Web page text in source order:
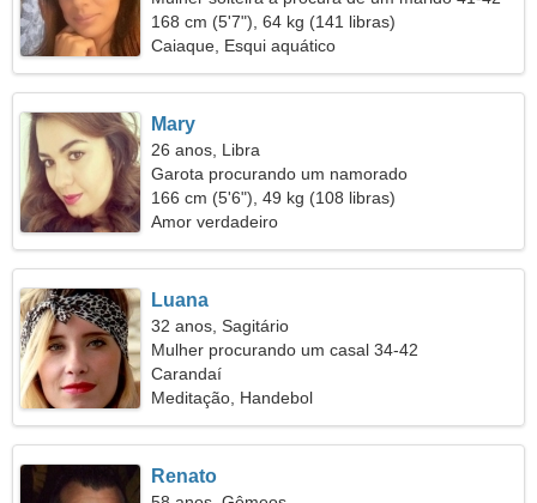
168 cm (5'7"), 64 kg (141 libras)
Caiaque, Esqui aquático
Mary
26 anos, Libra
Garota procurando um namorado
166 cm (5'6"), 49 kg (108 libras)
Amor verdadeiro
Luana
32 anos, Sagitário
Mulher procurando um casal 34-42
Carandaí
Meditação, Handebol
Renato